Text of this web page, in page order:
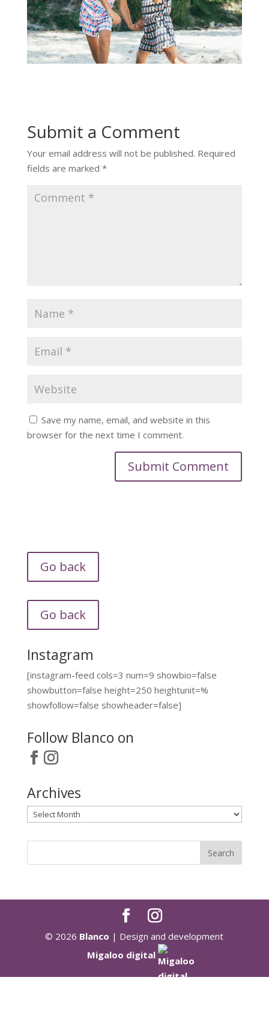
Submit a Comment
Your email address will not be published. Required
fields are marked *
Save my name, email, and website in this
browser for the next time I comment.
Go back
Go back
Instagram
[instagram-feed cols=3 num=9 showbio=false
showbutton=false height=250 heightunit=%
showfollow=false showheader=false]
Follow Blanco on
Archives
Archives
© 2026 Blanco | Design and development
Migaloo digital